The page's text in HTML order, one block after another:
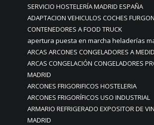
SERVICIO HOSTELERÍA MADRID ESPAÑA
ADAPTACION VEHICULOS COCHES
CONTENEDORES A FOOD TRUCK
apertura puesta en marcha heladerías
ARCAS ARCONES CONGELADORES A
ARCAS CONGELACIÓN CONGELADORES
MADRID
ARCONES FRIGORIFICOS HOSTELERIA
ARCONES FRIGORÍFICOS USO INDUSTRIAL
ARMARIO REFRIGERADO EXPOSITOR DE
MADRID